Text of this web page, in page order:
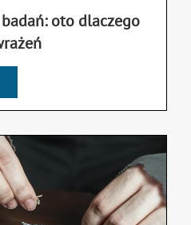
oto dlaczego